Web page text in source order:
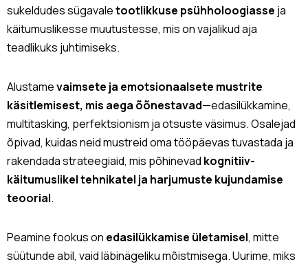
sukeldudes sügavaletootlikkuse psühholoogiasse ja
käitumuslikesse muutustesse, mis on vajalikud aja
teadlikuks juhtimiseks.
Alustamevaimsete ja emotsionaalsete mustrite
käsitlemisest, mis aega õõnestavad—edasilükkamine,
multitasking, perfektsionism ja otsuste väsimus. Osalejad
õpivad, kuidas neid mustreid oma tööpäevas tuvastada ja
rakendada strateegiaid, mis põhinevad kognitiiv-
käitumuslikel tehnikatel ja harjumuste kujundamise
teoorial.
Peamine fookus on edasilükkamise ületamisel, mitte
süütunde abil, vaid läbinägeliku mõistmisega. Uurime, miks